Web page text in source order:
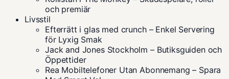
och premiär
Livsstil
Efterrätt i glas med crunch – Enkel Servering
för Lyxig Smak
Jack and Jones Stockholm – Butiksguiden och
Öppettider
Rea Mobiltelefoner Utan Abonnemang – Spara